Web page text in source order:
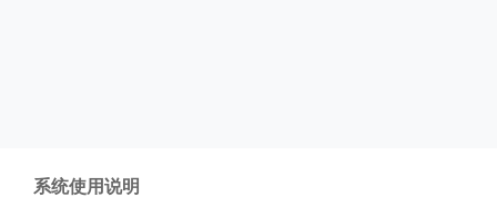
系统使用说明